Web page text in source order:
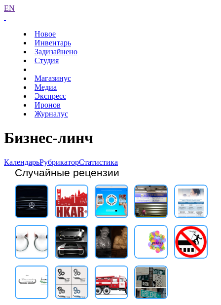
EN
Новое
Инвентарь
Задизайнено
Студия
Магазинус
Медиа
Экспресс
Иронов
Журналус
Бизнес-линч
КалендарьРубрикаторСтатистика
Случайные рецензии